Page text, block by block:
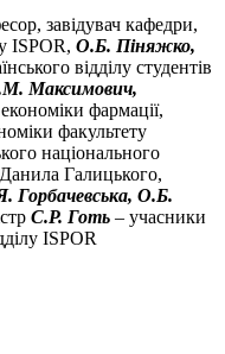
завідувач кафедри,
ІSPOR, О.Б. Піняжко,
відділу студентів
Максимович,
фармації,
факультету
національного
Галицького,
Горбачевська, О.Б.
С.Р. Готь – учасники
ISPOR